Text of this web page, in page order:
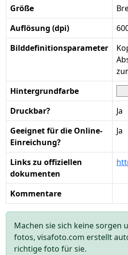
Größe
Auflösung (dpi)
Bilddefinitionsparameter
Hintergrundfarbe
Druckbar?
Ja
Geeignet für die Online-
Einreichung?
Ja
Links zu offiziellen
dokumenten
Kommentare
Machen sie sich keine sorgen
fotos, visafoto.com erstellt
richtige foto für sie.